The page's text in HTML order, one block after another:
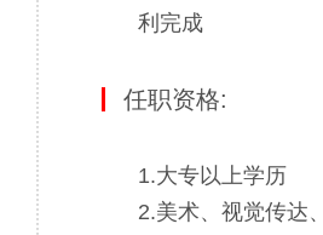
利完成
任职资格:
1.大专以上学历
2.美术、视觉传达